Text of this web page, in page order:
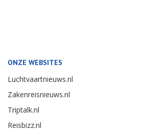
ONZE WEBSITES
Luchtvaartnieuws.nl
Zakenreisnieuws.nl
Triptalk.nl
Reisbizz.nl